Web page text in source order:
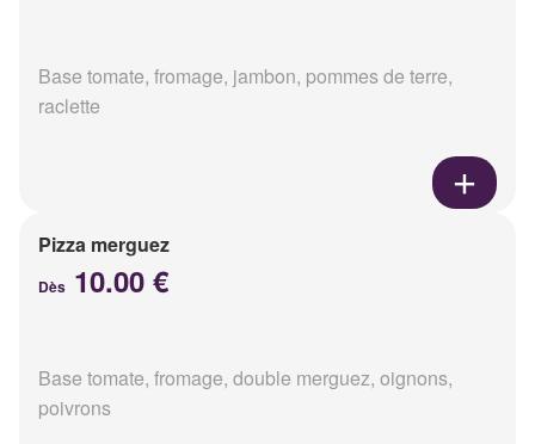
Base tomate, fromage, jambon, pommes de terre,
raclette
Pizza merguez
Dès 10.00 €
Base tomate, fromage, double merguez, oignons,
poivrons